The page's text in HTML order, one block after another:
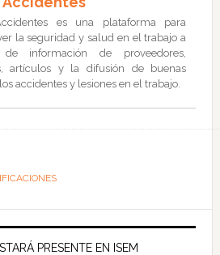
es una plataforma para
la seguridad y salud en el trabajo a
de información de proveedores,
artículos y la difusión de buenas
accidentes y lesiones en el trabajo.
PRESENTE EN ISEM